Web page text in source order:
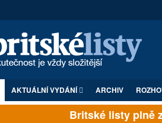
AKTUÁLNÍ VYDÁNÍ ARCHIV
Britské listy plně